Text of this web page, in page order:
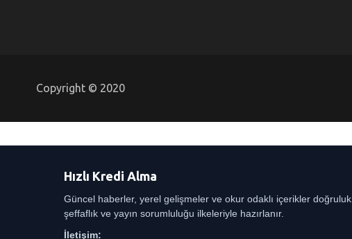
Copyright © 2020
Hızlı Kredi Alma
Güncel haberler, yerel gelişmeler ve okur odaklı içerikler doğruluk,
şeffaflık ve yayın sorumluluğu ilkeleriyle hazırlanır.
İletişim: